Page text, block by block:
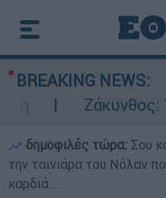
BREAKING NEWS:
Ζάκυνθος: Τι
δημοφιλές τώρα: Σου
την ταινιάρα του Νόλαν
καρδιά...